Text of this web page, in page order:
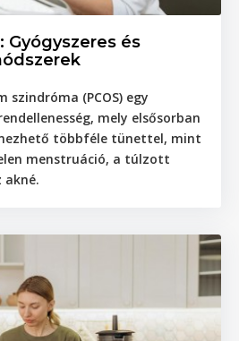
Gyógyszeres és
szindróma (PCOS) egy
mely elsősorban
többféle tünettel, mint
menstruáció, a túlzott
akné.